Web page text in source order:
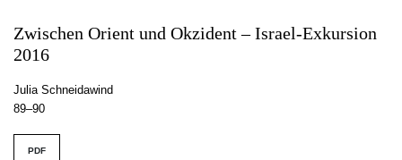
Zwischen Orient und Okzident – Israel-Exkursion
2016
Julia Schneidawind
89–90
PDF